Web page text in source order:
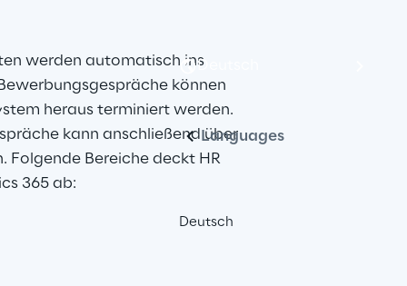
Deutsch
Languages
Deutsch
werden automatisch ins
können
heraus terminiert werden.
kann anschließend über
Folgende Bereiche deckt HR
365 ab: